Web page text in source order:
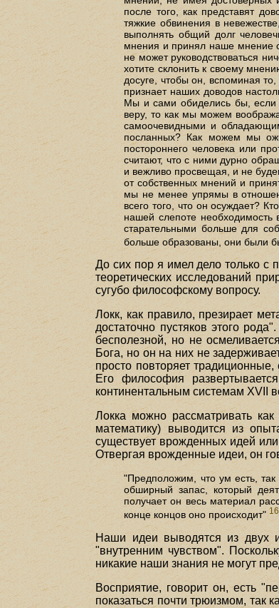
после того, как представят
тяжкие обвинения в
выполнять общий долг
мнения и принял наше мнение
не может руководствоваться
хотите склонить к своему
досуге, чтобы он, вспоминая
признает наших доводов
Мы и сами обиделись бы, если
веру, то как мы можем
самоочевидными и
посланных? Как можем мы
постороннего человека или
считают, что с ними дурно
и вежливо просвещая, и не
от собственных мнений и
мы не менее упрямы в
всего того, что он осуждает?
нашей слепоте необходимость
старательными больше для
больше образованы, они были
До сих пор я имел дело только с
теоретических исследований
сугубо философскому вопросу.
Локк, как правило, презирает
достаточно пустяков этого
бесполезной, но не
Бога, но он на них не
просто повторяет
Его философия
континентальным системам XVII
Локка можно рассматривать
математику) выводится из
существует врожденных идей
Отвергая врожденные идеи, он
"Предположим, что ум есть,
обширный запас, который
получает он весь материал
конце концов оно происходит"16
Наши идеи выводятся из двух
"внутренним чувством".
никакие наши знания не могут
Восприятие, говорит он, есть
показаться почти трюизмом, так